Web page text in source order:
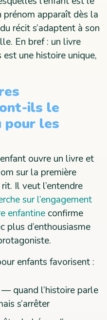
prénom apparaît dès la
récit s’adaptent à son
En bref : un livre
une histoire unique,
ils le
pour les
ouvre un livre et
sur la première
Il veut l’entendre
sur l’engagement
enfantine confirme
plus d’enthousiasme
enfants favorisent :
— quand l’histoire parle
s’arrêter